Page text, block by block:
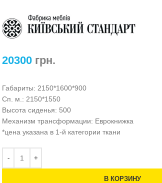
20300 грн.
Габариты: 2150*1600*900
Сп. м.: 2150*1550
Высота сиденья: 500
Механизм трансформации: Еврокнижка
*цена указана в 1-й категории ткани
В КОРЗИНУ